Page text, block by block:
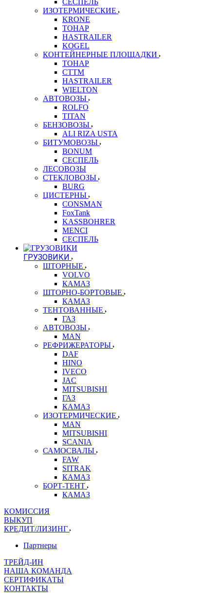
СЕСПЕЛЬ
ИЗОТЕРМИЧЕСКИЕ
KRONE
ТОНАР
HASTRAILER
KOGEL
КОНТЕЙНЕРНЫЕ ПЛОЩАДКИ
ТОНАР
CTTM
HASTRAILER
WIELTON
АВТОВОЗЫ
ROLFO
TITAN
БЕНЗОВОЗЫ
ALI RIZA USTA
БИТУМОВОЗЫ
BONUM
СЕСПЕЛЬ
ЛЕСОВОЗЫ
СТЕКЛОВОЗЫ
BURG
ЦИСТЕРНЫ
CONSMAN
FoxTank
KASSBOHRER
MENCI
СЕСПЕЛЬ
ГРУЗОВИКИ
ШТОРНЫЕ
VOLVO
КАМАЗ
ШТОРНО-БОРТОВЫЕ
КАМАЗ
ТЕНТОВАННЫЕ
ГАЗ
АВТОВОЗЫ
MAN
РЕФРИЖЕРАТОРЫ
DAF
HINO
IVECO
JAC
MITSUBISHI
ГАЗ
КАМАЗ
ИЗОТЕРМИЧЕСКИЕ
MAN
MITSUBISHI
SCANIA
САМОСВАЛЫ
FAW
SITRAK
КАМАЗ
БОРТ-ТЕНТ
КАМАЗ
КОМИССИЯ
ВЫКУП
КРЕДИТ/ЛИЗИНГ
Партнеры
ТРЕЙД-ИН
НАША КОМАНДА
СЕРТИФИКАТЫ
КОНТАКТЫ